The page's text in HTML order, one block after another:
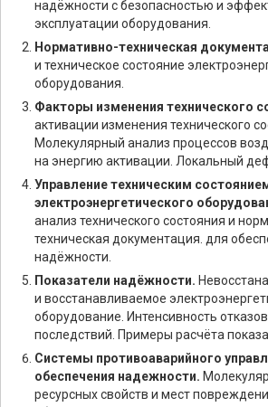
надёжности с безопасностью и
эксплуатации оборудования.
Нормативно-техническая
и техническое состояние
оборудования.
Факторы изменения технического
активации изменения технического
Молекулярный анализ процессов
на энергию активации. Локальный
Управление техническим
электроэнергетического
анализ технического состояния и
техническая документация. для
надёжности.
Показатели надёжности.
и восстанавливаемое
оборудование. Интенсивность
последствий. Примеры расчёта
Системы противоаварийного
обеспечения надежности.
ресурсных свойств и мест